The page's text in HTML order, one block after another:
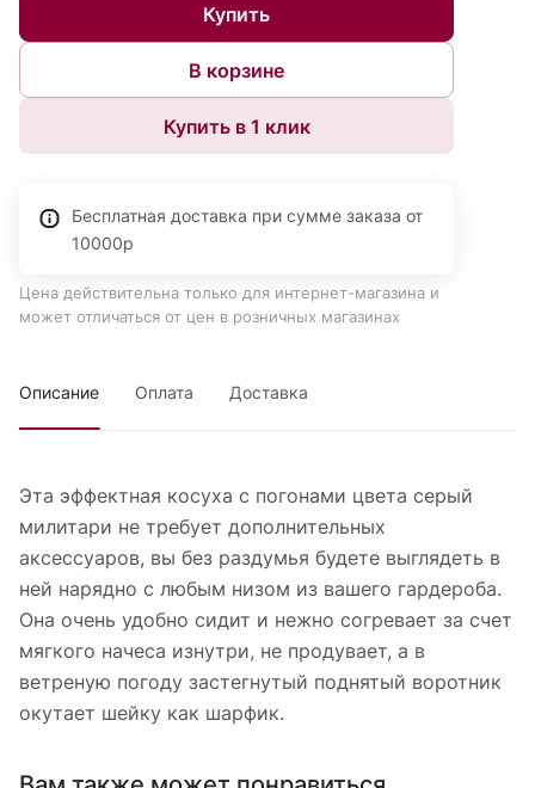
Купить
В корзине
Купить в 1 клик
Бесплатная доставка при сумме заказа от
10000р
Цена действительна только для интернет-магазина и
может отличаться от цен в розничных магазинах
Описание Оплата Доставка
Эта эффектная косуха с погонами цвета серый
милитари не требует дополнительных
аксессуаров, вы без раздумья будете выглядеть в
ней нарядно с любым низом из вашего гардероба.
Она очень удобно сидит и нежно согревает за счет
мягкого начеса изнутри, не продувает, а в
ветреную погоду застегнутый поднятый воротник
окутает шейку как шарфик.